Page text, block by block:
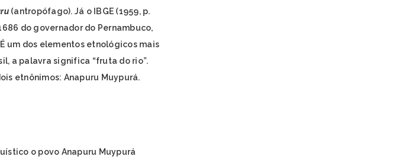
(antropófago). Já o IBGE (1959, p.
do governador do Pernambuco,
um dos elementos etnológicos mais
a palavra significa “fruta do rio”.
etnônimos: Anapuru Muypurá.
o povo Anapuru Muypurá